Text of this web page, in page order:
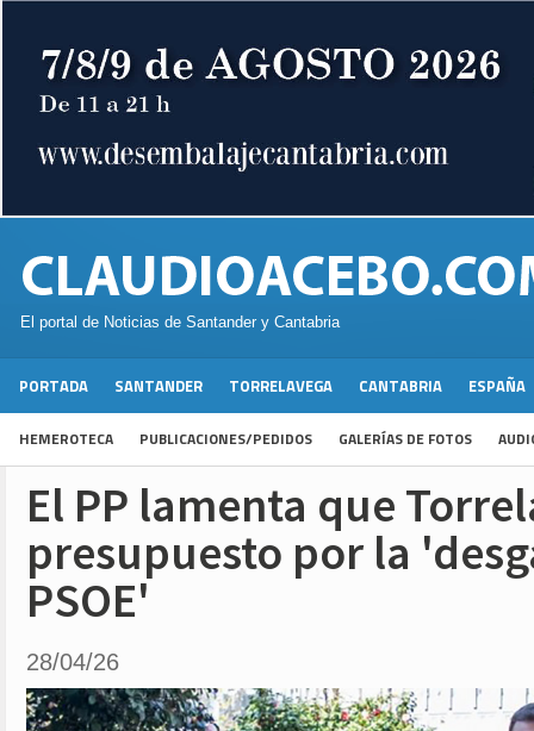
El portal de Noticias de Santander y Cantabria
PORTADA SANTANDER TORRELAVEGA CANTABRIA ESPAÑA
HEMEROTECA PUBLICACIONES/PEDIDOS GALERÍAS DE FOTOS
El PP lamenta que
presupuesto por la
PSOE'
28/04/26